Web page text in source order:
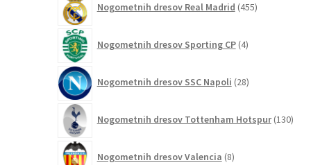
Nogometnih dresov Real Madrid 455izdelkov
Nogometnih dresov Sporting CP 4izdelki
Nogometnih dresov SSC Napoli 28izdelkov
Nogometnih dresov Tottenham Hotspur 130
Nogometnih dresov Valencia 8